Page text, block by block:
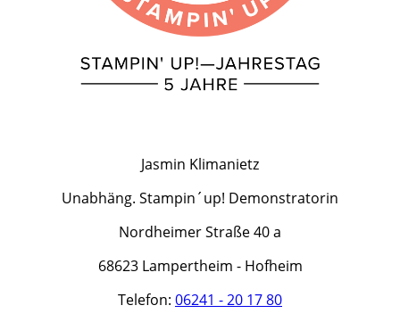
Jasmin Klimanietz
Unabhäng. Stampin´up! Demonstratorin
Nordheimer Straße 40 a
68623 Lampertheim - Hofheim
Telefon: 06241 - 20 17 80